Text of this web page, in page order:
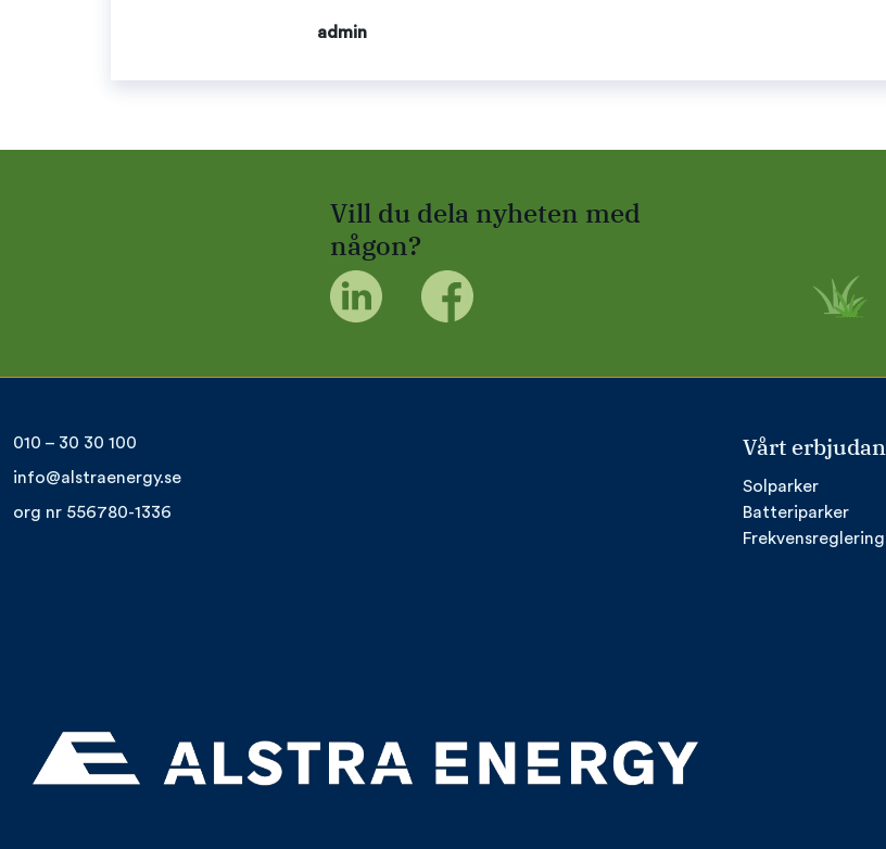
admin
Vill du dela nyheten med
någon?
010 – 30 30 100
info@alstraenergy.se
org nr 556780-1336
Vårt
Solparker
Batteriparker
Frekvensreglering